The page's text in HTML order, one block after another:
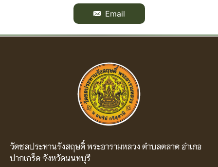
Email
วัดชลประทานรังสฤษดิ์ พระอารามหลวง ตำบลตลาด อำเภอ
ปากเกร็ด จังหวัดนนทบุรี